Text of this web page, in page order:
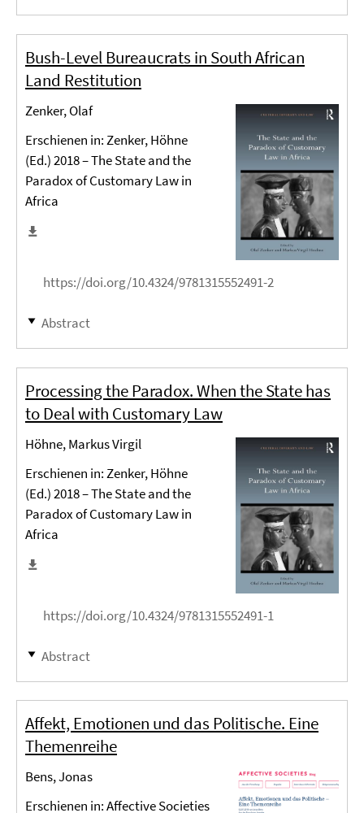
Bush-Level Bureaucrats in South African
Land Restitution
Zenker, Olaf
Erschienen in: Zenker, Höhne
(Ed.) 2018 – The State and the
Paradox of Customary Law in
Africa
https://doi.org/10.4324/9781315552491-2
Abstract
Processing the Paradox. When the State has
to Deal with Customary Law
Höhne, Markus Virgil
Erschienen in: Zenker, Höhne
(Ed.) 2018 – The State and the
Paradox of Customary Law in
Africa
https://doi.org/10.4324/9781315552491-1
Abstract
Affekt, Emotionen und das Politische. Eine
Themenreihe
Bens, Jonas
Erschienen in: Affective Societies